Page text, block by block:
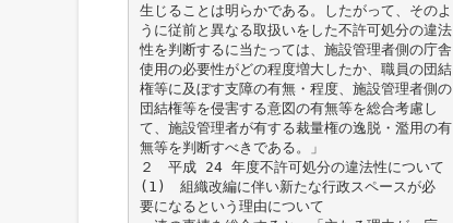
生じることは明らかである。したがって、そのよ
うに従前と異なる取扱いをした不許可処分の違法
性を判断するに当たっては、施設管理者側の庁舎
使用の必要性がどの程度増大したか、職員の団結
権等に及ぼす支障の有無・程度、施設管理者側の
団結権等を侵害する意図の有無等を総合考慮し
て、施設管理者が有する裁量権の逸脱・濫用の有
無等を判断すべきである。」
２ 平成 24 年度不許可処分の違法性について
(1) 組織改編に伴い新たな行政スペースが必
要になるという理由について